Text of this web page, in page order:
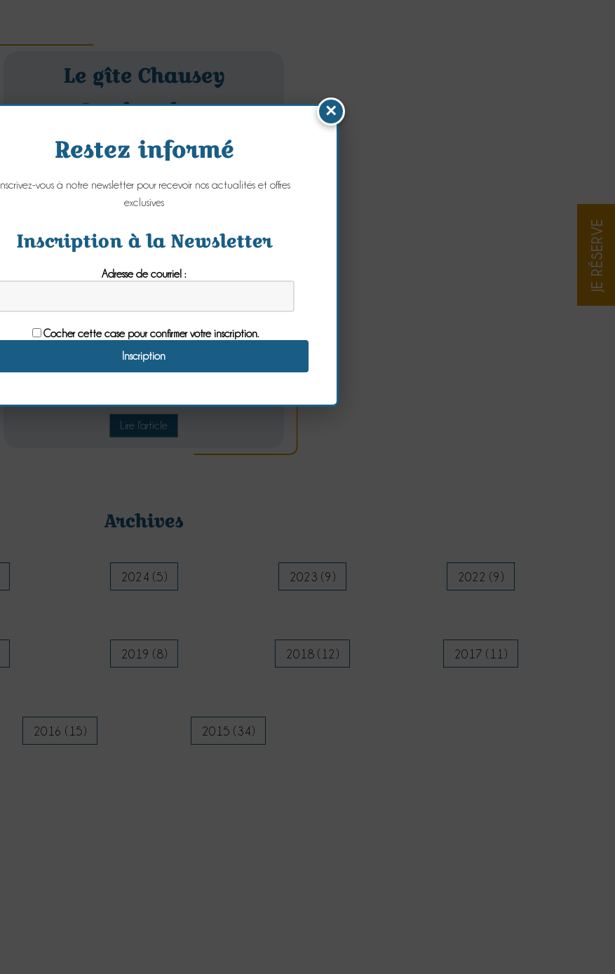
JE RÉSERVE
Le gîte Chausey
La chambre
Chausey devient
gîte
Lundi 08 Janvier 2018
Une nouveauté dans votre maison d'hôtes: le gîte
Lire l'article
Archives
2024 (5) 2023 (9) 2022 (9)
2019 (8) 2018 (12) 2017 (11)
2016 (15) 2015 (34)
×
Restez informé
Inscrivez-vous à notre newsletter pour recevoir nos actualités et offres
exclusives
Inscription à la Newsletter
Adresse de courriel :
Cocher cette case pour confirmer votre inscription.